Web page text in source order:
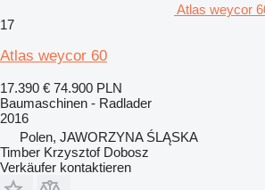
Atlas weycor
17
Atlas weycor 60
17.390 € 74.900 PLN
Baumaschinen - Radlader
2016
Polen, JAWORZYNA ŚLĄSKA
Timber Krzysztof Dobosz
Verkäufer kontaktieren